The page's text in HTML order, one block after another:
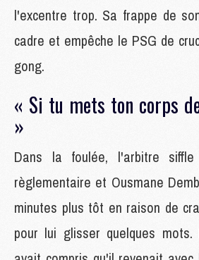
l'excentre trop. Sa frappe de
cadre et empêche le PSG de
gong.
« Si tu mets ton corps
»
Dans la foulée, l'arbitre
règlementaire et Ousmane
minutes plus tôt en raison de
pour lui glisser quelques